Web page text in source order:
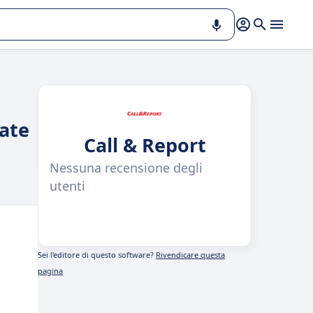
Call & Report
Nessuna recensione degli
utenti
Sei l'editore di questo software? Rivendicare questa
pagina